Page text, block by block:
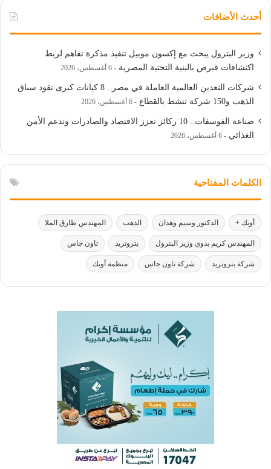
أحدث الأضافات
وزير البترول يبحث مع إكسون موبيل تنفيذ مذكرة تفاهم لربط
اكتشافات قبرص بالبنية التحتية المصرية
6 أغسطس، 2026
شركات التعدين العالمية العاملة في مصر.. 8 كيانات كبرى تقود سباق
الذهب و150 شركة تنشط بالقطاع
6 أغسطس، 2026
صناعة الفوسفات.. 10 ركائز تعزز الاقتصاد والصادرات وتدعم الأمن
الغذائي
6 أغسطس، 2026
الكلمات المفتاحية
أوبك + الدكتور وسيم وهدان الذهب المهندس طارق الملا
المهندس كريم بدوي وزير البترول بتروتريد تاون جاس
شركة بتروتريد شركة تاون جاس منظمة أوبك